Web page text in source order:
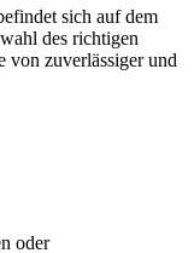
sich auf dem
des richtigen
von zuverlässiger und
oder